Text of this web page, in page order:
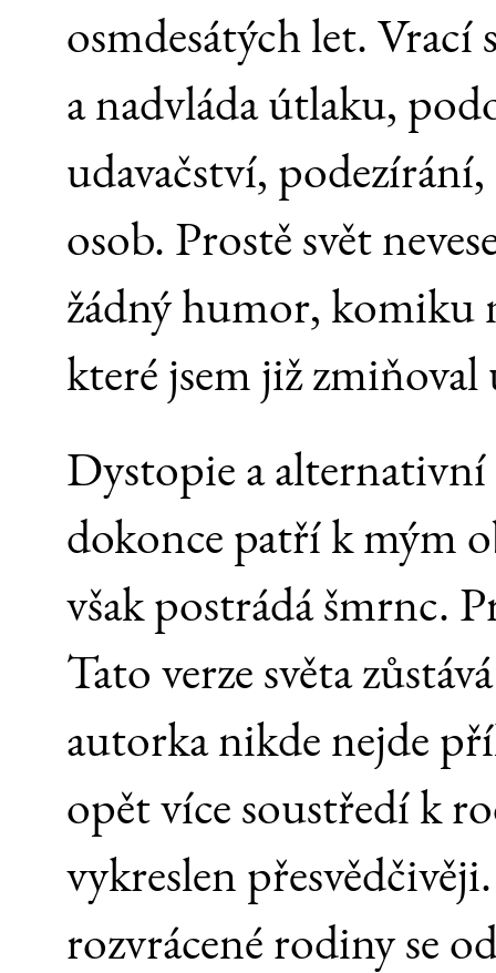
osmdesátých let.
a nadvláda útlaku,
udavačství,
osob. Prostě svět
žádný humor, komiku
které jsem již
Dystopie a
dokonce patří k mým
však postrádá šmrnc.
Tato verze světa
autorka nikde nejde
opět více soustředí k
vykreslen
rozvrácené rodiny se